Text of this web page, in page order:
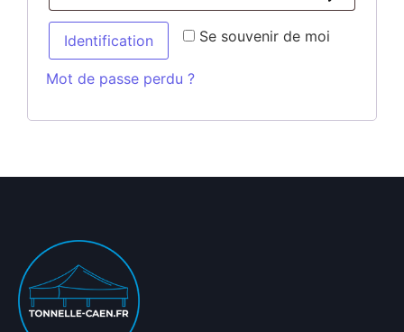
Se souvenir de moi
Identification
Mot de passe perdu ?